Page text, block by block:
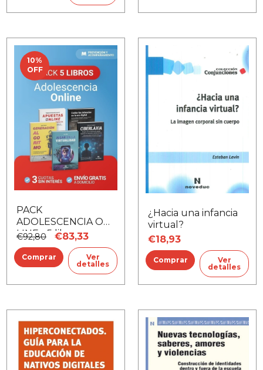
10%
OFF
PACK
ADOLESCENCIA ON-
LINE - 5 libros
€92,80 €83,33
Ver
detalles
¿Hacia una infancia
virtual?
€18,93
Ver
detalles